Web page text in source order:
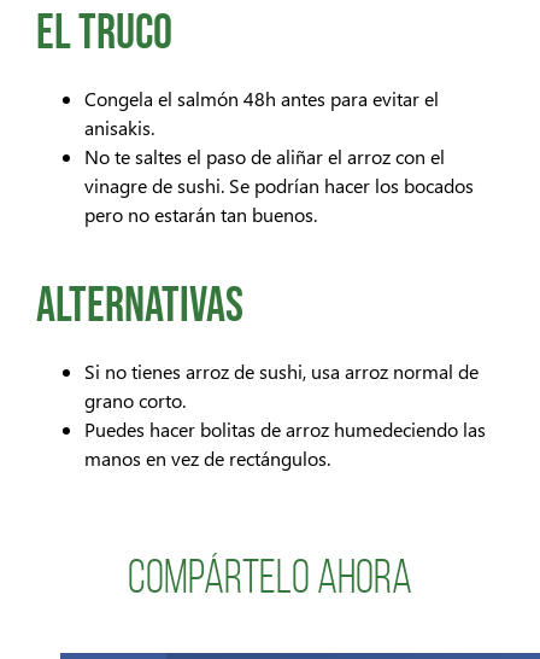
El truco
Congela el salmón 48h antes para evitar el
anisakis.
No te saltes el paso de aliñar el arroz con el
vinagre de sushi. Se podrían hacer los bocados
pero no estarán tan buenos.
Alternativas
Si no tienes arroz de sushi, usa arroz normal de
grano corto.
Puedes hacer bolitas de arroz humedeciendo las
manos en vez de rectángulos.
Compártelo ahora